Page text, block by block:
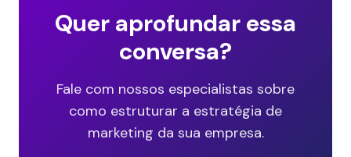
Quer aprofundar essa
conversa?
Fale com nossos especialistas sobre
como estruturar a estratégia de
marketing da sua empresa.